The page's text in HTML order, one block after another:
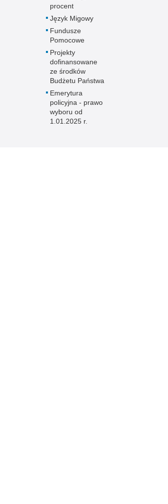
procent
Język Migowy
Fundusze
Pomocowe
Projekty
dofinansowane
ze środków
Budżetu Państwa
Emerytura
policyjna - prawo
wyboru od
1.01.2025 r.